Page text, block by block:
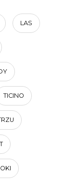
LAS
TICINO